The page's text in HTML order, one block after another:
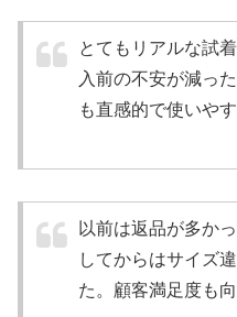
とてもリアルな試
入前の不安が減っ
も直感的で使いやす
以前は返品が多か
してからはサイズ
た。顧客満足度も